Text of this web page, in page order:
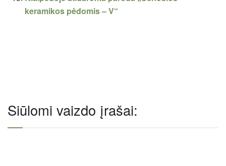
keramikos pėdomis – V“
Siūlomi vaizdo įrašai: